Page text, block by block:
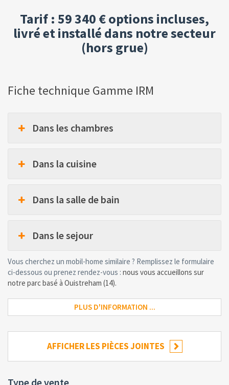
Tarif : 59 340 € options incluses,
livré et installé dans notre secteur
(hors grue)
Fiche technique Gamme IRM
Dans les chambres
Dans la cuisine
Dans la salle de bain
Dans le sejour
Vous cherchez un mobil-home similaire ? Remplissez le formulaire
ci-dessous ou prenez rendez-vous : nous vous accueillons sur
notre parc basé à Ouistreham (14).
PLUS D'INFORMATION ...
AFFICHER LES PIÈCES JOINTES
Type de vente